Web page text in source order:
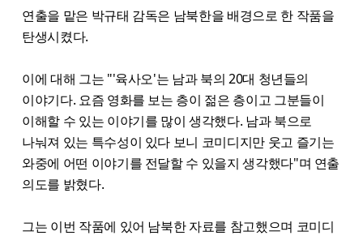
연출을 맡은 박규태 감독은 남북한을 배경으로 한 작품을
탄생시켰다.
이에 대해 그는 "'육사오'는 남과 북의 20대 청년들의
이야기다. 요즘 영화를 보는 층이 젊은 층이고 그분들이
이해할 수 있는 이야기를 많이 생각했다. 남과 북으로
나눠져 있는 특수성이 있다 보니 코미디지만 웃고 즐기는
와중에 어떤 이야기를 전달할 수 있을지 생각했다"며 연출
의도를 밝혔다.
그는 이번 작품에 있어 남북한 자료를 참고했으며 코미디